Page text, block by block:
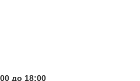
до 18:00